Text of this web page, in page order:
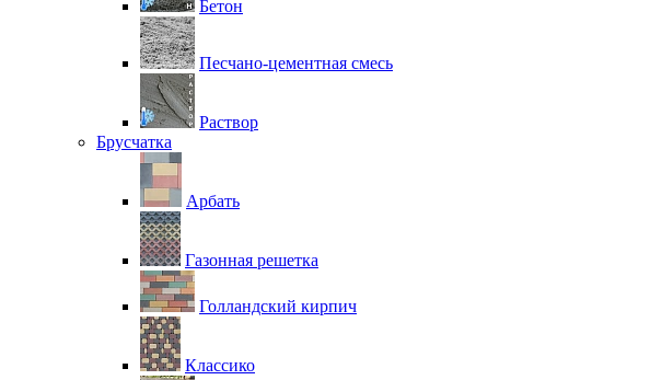
Бетон
Песчано-цементная смесь
Раствор
Брусчатка
Арбать
Газонная решетка
Голландский кирпич
Классико